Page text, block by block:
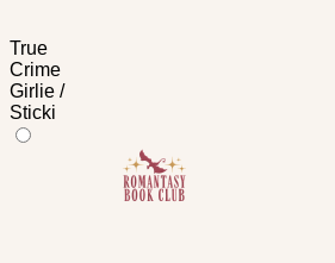
True
Crime
Girlie /
Sticki